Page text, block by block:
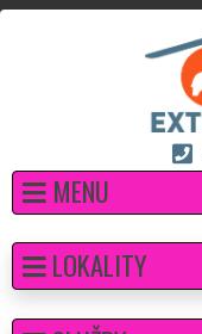
MENU
LOKALITY